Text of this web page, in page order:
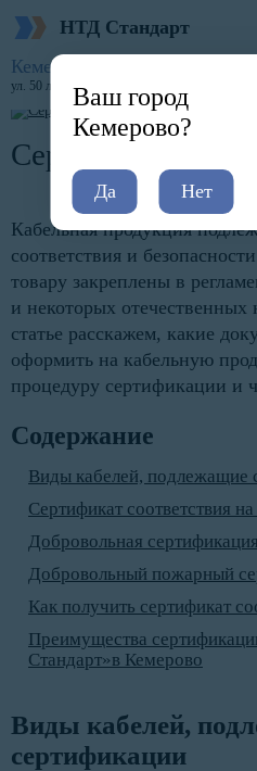
НТД Стандарт
Кемерово
ул. 50 лет Октября, 11
Главная Услуги Сертификация
Сертификат на кабель
Сертификат на
Кабельная продукция
соответствия и
товару закреплены в
и некоторых
статье расскажем, какие
оформить на кабельную
процедуру сертификации и
Содержание
Виды кабелей, подлежащие
Сертификат соответствия на
Добровольная
Добровольный пожарный
Как получить сертификат
Преимущества
Стандарт»в Кемерово
Виды кабелей,
сертификации
Ваш город
Кемерово?
Да Нет